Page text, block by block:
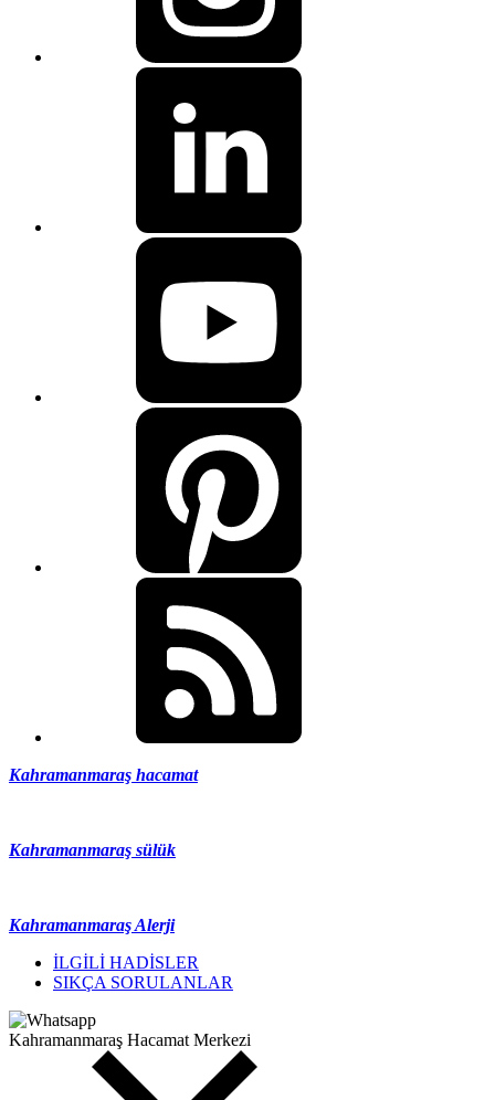
Kahramanmaraş hacamat
Kahramanmaraş sülük
Kahramanmaraş Alerji
İLGİLİ HADİSLER
SIKÇA SORULANLAR
Kahramanmaraş Hacamat Merkezi